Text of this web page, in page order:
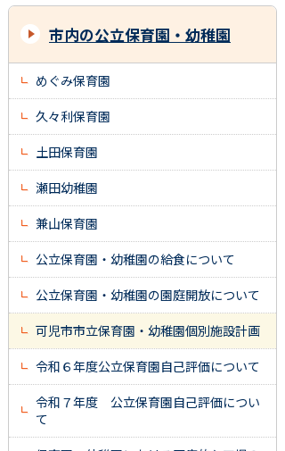
市内の公立保育園・幼稚園
めぐみ保育園
久々利保育園
土田保育園
瀬田幼稚園
兼山保育園
公立保育園・幼稚園の給食について
公立保育園・幼稚園の園庭開放について
可児市市立保育園・幼稚園個別施設計画
令和６年度公立保育園自己評価について
令和７年度 公立保育園自己評価につい
て